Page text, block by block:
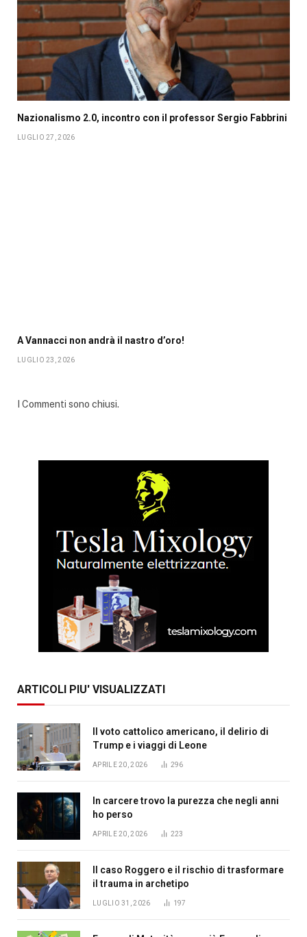
Nazionalismo 2.0, incontro con il professor Sergio Fabbrini
LUGLIO 27, 2026
A Vannacci non andrà il nastro d’oro!
LUGLIO 23, 2026
I Commenti sono chiusi.
ARTICOLI PIU' VISUALIZZATI
Il voto cattolico americano, il delirio di
Trump e i viaggi di Leone
APRILE 20, 2026 296
In carcere trovo la purezza che negli anni
ho perso
APRILE 20, 2026 223
Il caso Roggero e il rischio di trasformare
il trauma in archetipo
LUGLIO 31, 2026 197